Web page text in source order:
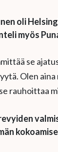
oli
myös
se
Olen
rauhoittaa